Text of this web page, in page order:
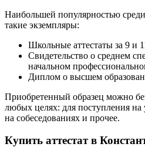
Наибольшей популярностью
такие экземпляры:
Школьные аттестаты за 9 и
Свидетельство о среднем
начальном
Диплом о высшем
Приобретенный образец можно
любых целях: для поступления на
на собеседованиях и прочее.
Купить аттестат в